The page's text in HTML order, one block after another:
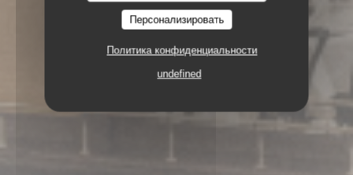
Персонализировать
Политика конфиденциальности
undefined
5-7, RUE DE LA BASTILLE 75004 PARIS